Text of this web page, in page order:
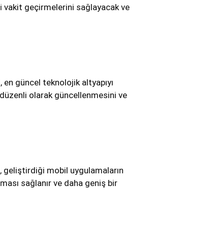
vakit geçirmelerini sağlayacak ve
güncel teknolojik altyapıyı
olarak güncellenmesini ve
geliştirdiği mobil uygulamaların
sağlanır ve daha geniş bir